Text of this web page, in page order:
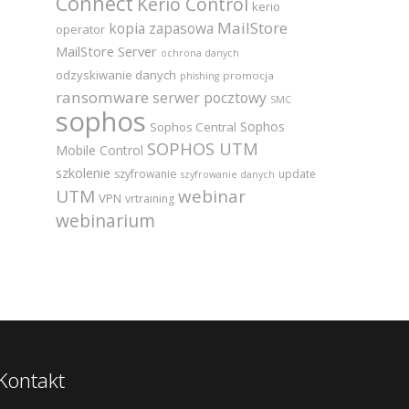
kerio
operator kopia zapasowa MailStore
MailStore Server ochrona danych
odzyskiwanie danych phishing promocja
ransomware serwer pocztowy SMC
sophos Sophos Central Sophos
Mobile Control SOPHOS UTM
szkolenie szyfrowanie szyfrowanie danych update
UTM VPN vrtraining webinar
webinarium